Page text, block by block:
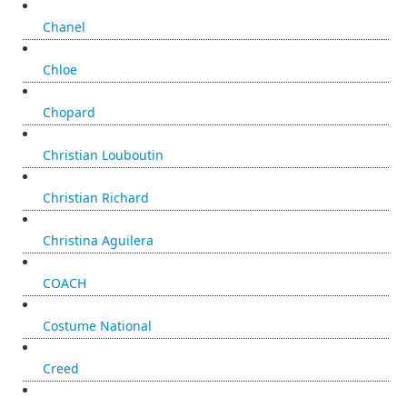
Chanel
Chloe
Chopard
Christian Louboutin
Christian Richard
Christina Aguilera
COACH
Costume National
Creed